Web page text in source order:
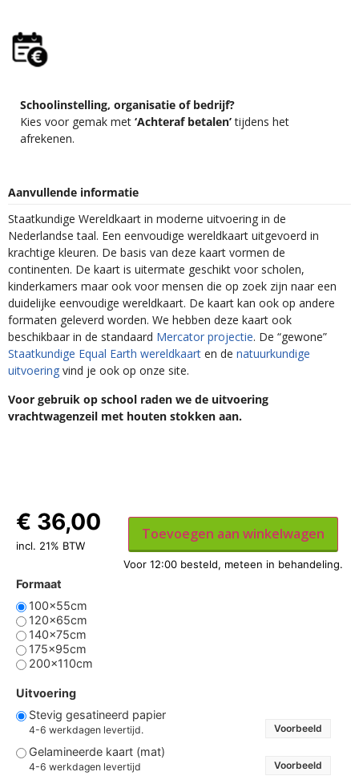
Schoolinstelling, organisatie of bedrijf?
Kies voor gemak met ‘Achteraf betalen’tijdens het
afrekenen.
Aanvullende informatie
Staatkundige Wereldkaart in moderne uitvoering in de
Nederlandse taal. Een eenvoudige wereldkaart uitgevoerd in
krachtige kleuren. De basis van deze kaart vormen de
continenten. De kaart is uitermate geschikt voor scholen,
kinderkamers maar ook voor mensen die op zoek zijn naar een
duidelijke eenvoudige wereldkaart. De kaart kan ook op andere
formaten geleverd worden. We hebben deze kaart ook
beschikbaar in de standaard Mercator projectie. De “gewone”
Staatkundige Equal Earth wereldkaart en de natuurkundige
uitvoering vind je ook op onze site.
Voor gebruik op school raden we de uitvoering
vrachtwagenzeil met houten stokken aan.
Formaat
100x55cm
120x65cm
140x75cm
175x95cm
200x110cm
Uitvoering
Stevig gesatineerd papier
4-6 werkdagen levertijd. Voorbeeld
Gelamineerde kaart (mat)
4-6 werkdagen levertijd Voorbeeld
€ 36,00
incl. 21% BTW
Toevoegen aan winkelwagen